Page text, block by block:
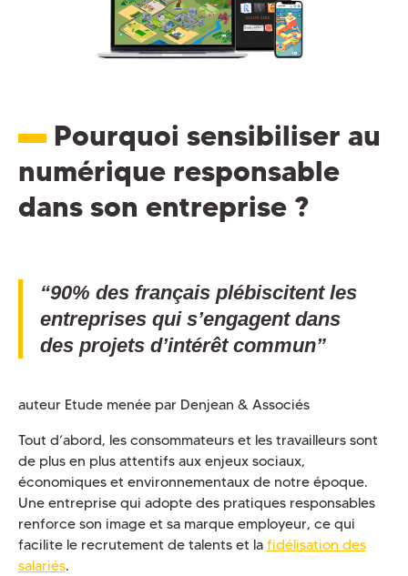
Pourquoi sensibiliser au
numérique responsable
dans son entreprise ?
“90% des français plébiscitent les
entreprises qui s’engagent dans
des projets d’intérêt commun”
auteur Etude menée par Denjean & Associés
Tout d’abord, les consommateurs et les travailleurs sont
de plus en plus attentifs aux enjeux sociaux,
économiques et environnementaux de notre époque.
Une entreprise qui adopte des pratiques responsables
renforce son image et sa marque employeur, ce qui
facilite le recrutement de talents et la fidélisation des
salariés.